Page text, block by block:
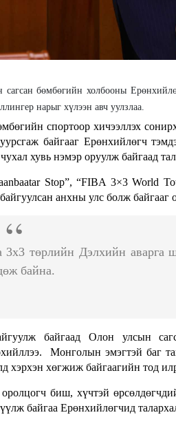
бөмбөгийн холбооны
нарыг хүлээн авч уулзлаа.
спортоор хичээллэх
байгааг Ерөнхийлөгч
хувь нэмэр оруулж байгаад
Stop”, “FIBA 3×3 World
анхны улс болж байгааг
төрлийн Дэлхийн аварга
байна.
байгаад Олон улсын
Монголын эмэгтэй баг
хөгжиж байгаагийн тод
биш, хүчтэй
байгаа Ерөнхийлөгчид